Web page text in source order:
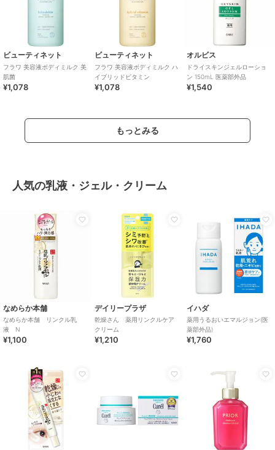
ビューティネット
フラワ 美容液ボディミルク 美
肌菌
¥1,078
ビューティネット
フラワ 美容液ボディミルク ハ
イブリッドビタミン
¥1,078
オルビス
ドライスキンジェルローショ
ン 150mL 医薬部外品
¥1,540
もっとみる
人気の乳液・ジェル・クリーム
なめらか本舗
なめらか本舗 リンクル乳
液 N
¥1,100
デイリープラザ
乾燥さん 薬用リンクルケア
クリーム
¥1,210
イハダ
薬用うるおいエマルジョン(医
薬部外品)
¥1,760